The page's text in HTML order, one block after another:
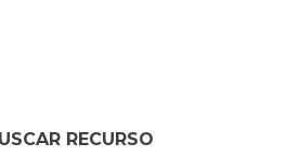
RECURSO